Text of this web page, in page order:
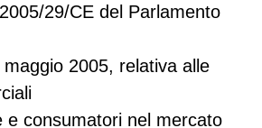
29/CE del Parlamento
maggio 2005, relativa alle
e consumatori nel mercato